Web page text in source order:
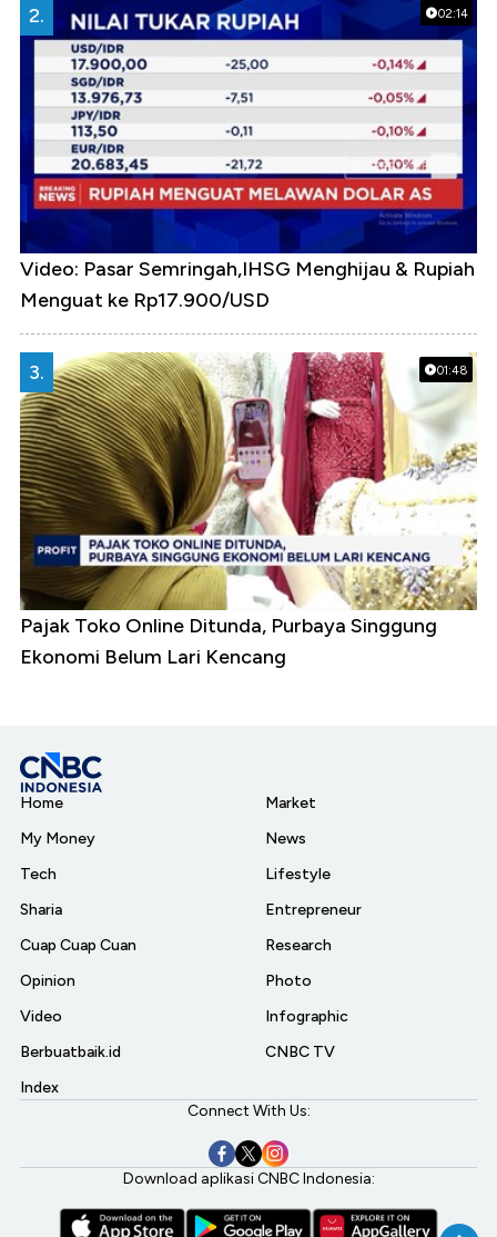
02:14
2.
Video: Pasar Semringah,IHSG Menghijau & Rupiah
Menguat ke Rp17.900/USD
01:48
3.
Pajak Toko Online Ditunda, Purbaya Singgung
Ekonomi Belum Lari Kencang
Home
My Money
Tech
Sharia
Cuap Cuap Cuan
Opinion
Video
Berbuatbaik.id
Index
Market
News
Lifestyle
Entrepreneur
Research
Photo
Infographic
CNBC TV
Connect With Us:
Download aplikasi CNBC Indonesia: